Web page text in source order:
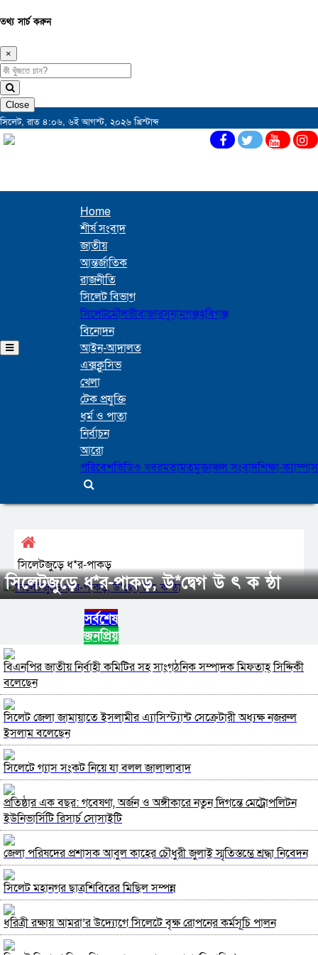
তথ্য সার্চ করুন
×
Close
সিলেট, রাত ৪:০৬, ৬ই আগস্ট, ২০২৬ খ্রিস্টাব্দ
Home
শীর্ষ সংবাদ
জাতীয়
আন্তর্জাতিক
রাজনীতি
সিলেট বিভাগ
সিলেটমৌলভীবাজারসুনামগঞ্জহবিগঞ্জ
বিনোদন
আইন-আদালত
এক্সক্লুসিভ
খেলা
টেক প্রযুক্তি
ধর্ম ও পাতা
নির্বাচন
আরো
পরিবেশভিডিও খবরমতামতমুক্তাঞ্চল সংবাদশিক্ষা-ক্যাম্পাস
সিলেটজুড়ে ধ*র-পাকড়
সিলেটজুড়ে ধ*র-পাকড়, উ*দ্বেগ উ ৎ ক ন্ঠা
সর্বশেষ
জনপ্রিয়
বিএনপির জাতীয় নির্বাহী কমিটির সহ সাংগঠনিক সম্পাদক মিফতাহ্ সিদ্দিকী
বলেছেন
সিলেট জেলা জামায়াতে ইসলামীর এ্যাসিস্ট্যান্ট সেক্রেটারী অধ্যক্ষ নজরুল
ইসলাম বলেছেন
সিলেটে গ্যাস সংকট নিয়ে যা বলল জালালাবাদ
প্রতিষ্ঠার এক বছর: গবেষণা, অর্জন ও অঙ্গীকারে নতুন দিগন্তে মেট্রোপলিটন
ইউনিভার্সিটি রিসার্চ সোসাইটি
জেলা পরিষদের প্রশাসক আবুল কাহের চৌধুরী জুলাই স্মৃতিস্তম্ভে শ্রদ্ধা নিবেদন
সিলেট মহানগর ছাত্রশিবিরের মিছিল সম্পন্ন
ধরিত্রী রক্ষায় আমরা’র উদ্যোগে সিলেটে বৃক্ষ রোপনের কর্মসূচি পালন